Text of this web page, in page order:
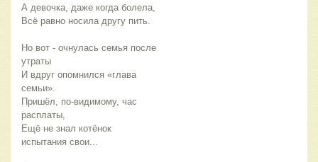
А девочка, даже когда болела,
Всё равно носила другу пить.
Но вот - очнулась семья после
утраты
И вдруг опомнился «глава
семьи».
Пришёл, по-видимому, час
расплаты,
Ещё не знал котёнок
испытания свои...